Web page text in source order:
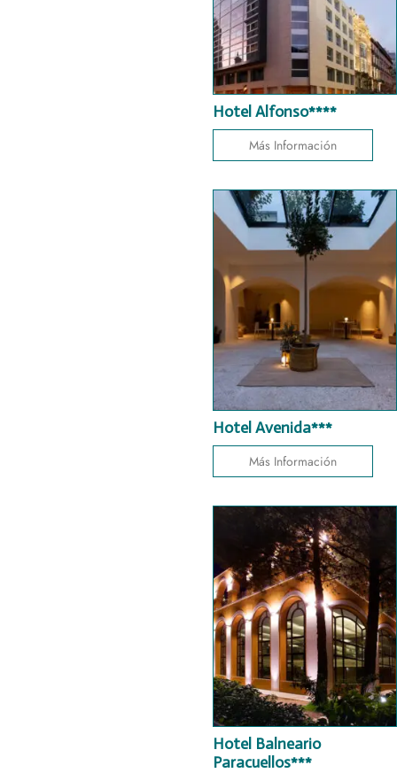
Hotel Alfonso****
Más Información
Hotel Avenida***
Más Información
Hotel Balneario
Paracuellos***